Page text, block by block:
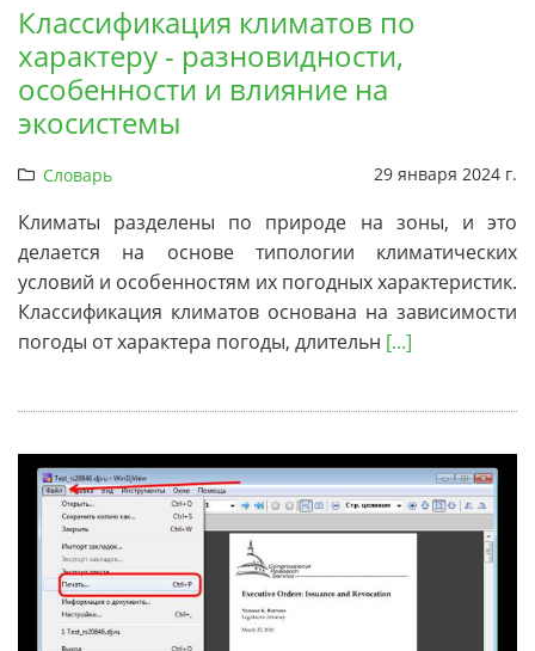
Классификация климатов по
характеру - разновидности,
особенности и влияние на
экосистемы
Словарь 29 января 2024 г.
Климаты разделены по природе на зоны, и это
делается на основе типологии климатических
условий и особенностям их погодных характеристик.
Классификация климатов основана на зависимости
погоды от характера погоды, длительн [...]